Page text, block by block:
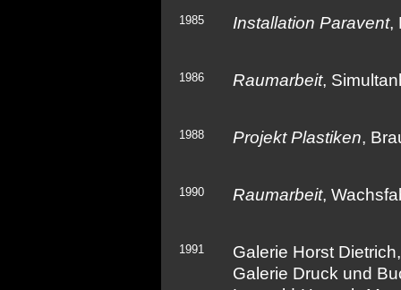
1985 Installation Paravent,
1986 Raumarbeit,
1988 Projekt Plastiken,
1990 Raumarbeit,
1991
Galerie Horst
Galerie Druck und